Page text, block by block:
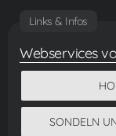
Links & Infos
Webservices
SONDELN